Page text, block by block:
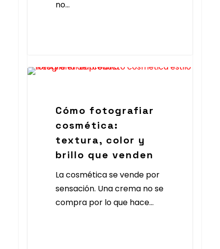
no…
Cómo fotografiar
cosmética:
textura, color y
brillo que venden
La cosmética se vende por
sensación. Una crema no se
compra por lo que hace…